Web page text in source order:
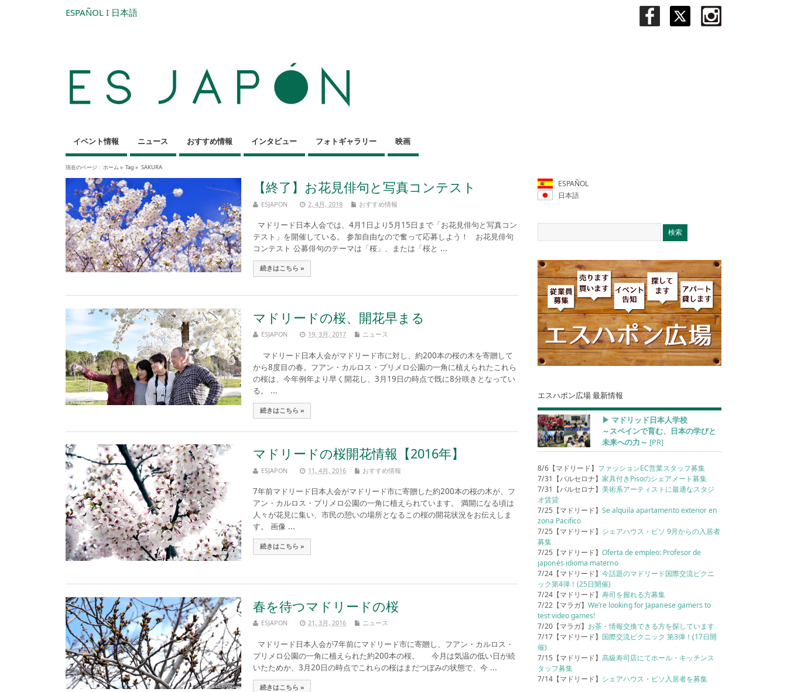
ESPAÑOL I 日本語
イベント情報 ニュース おすすめ情報 インタビュー フォトギャラリー 映画
現在のページ : ホーム » Tag » SAKURA
【終了】お花見俳句と写真コンテスト
ESJAPON 2, 4月, 2018 おすすめ情報
マドリード日本人会では、4月1日より5月15日まで「お花見俳句と写真コン
テスト」を開催している。 参加自由なので奮って応募しよう！ お花見俳句
コンテスト 公募俳句のテーマは「桜」、または「桜と ...
続きはこちら »
マドリードの桜、開花早まる
ESJAPON 19, 3月, 2017 ニュース
マドリード日本人会がマドリード市に対し、約200本の桜の木を寄贈して
から8度目の春。フアン・カルロス・プリメロ公園の一角に植えられたこれら
の桜は、今年例年より早く開花し、3月19日の時点で既に8分咲きとなってい
る。 ...
続きはこちら »
マドリードの桜開花情報【2016年】
ESJAPON 11, 4月, 2016 おすすめ情報
7年前マドリード日本人会がマドリード市に寄贈した約200本の桜の木が、フ
アン・カルロス・プリメロ公園の一角に植えられています。 満開になる頃は
人々が花見に集い、市民の憩いの場所となるこの桜の開花状況をお伝えしま
す。 画像 ...
続きはこちら »
春を待つマドリードの桜
ESJAPON 21, 3月, 2016 ニュース
マドリード日本人会が7年前にマドリード市に寄贈し、フアン・カルロス・
プリメロ公園の一角に植えられた約200本の桜。 今月は気温の低い日が続
いたためか、3月20日の時点でこれらの桜はまだつぼみの状態で、今 ...
続きはこちら »
ESPAÑOL
日本語
エスハポン広場 最新情報
▶︎ マドリッド日本人学校
～スペインで育む、日本の学びと
未来への力～ [PR]
8/6【マドリード】 ファッションEC営業スタッフ募集
7/31【バルセロナ】家具付きPisoのシェアメート募集
7/31【バルセロナ】美術系アーティストに最適なスタジ
オ賃貸
7/25【マドリード】Se alquila apartamento exterior en
zona Pacifico
7/25【マドリード】 シェアハウス・ピソ 9月からの入居者
募集
7/25【マドリード】Oferta de empleo: Profesor de
japonés idioma materno
7/24【マドリード】今話題のマドリード国際交流ピクニ
ック第4弾！(25日開催)
7/24【マドリード】寿司を握れる方募集
7/22【マラガ】We’re looking for Japanese gamers to
test video games!
7/20【マラガ】 お茶・情報交換できる方を探しています
7/17【マドリード】 国際交流ピクニック 第3弾！(17日開
催)
7/15【マドリード】高級寿司店にてホール・キッチンス
タッフ募集
7/14【マドリード】 シェアハウス・ピソ入居者を募集